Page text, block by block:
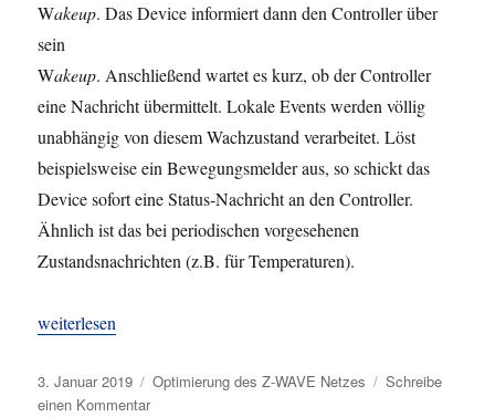
Wakeup. Das Device informiert dann den Controller über
sein
Wakeup. Anschließend wartet es kurz, ob der Controller
eine Nachricht übermittelt. Lokale Events werden völlig
unabhängig von diesem Wachzustand verarbeitet. Löst
beispielsweise ein Bewegungsmelder aus, so schickt das
Device sofort eine Status-Nachricht an den Controller.
Ähnlich ist das bei periodischen vorgesehenen
Zustandsnachrichten (z.B. für Temperaturen).
„Z-WAVE Wakeup“
weiterlesen
Veröffentlicht
am
3. Januar 2019 Kategorien
Optimierung des Z-WAVE Netzes
Schreibe
einen Kommentarzu